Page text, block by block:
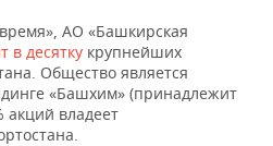
АО «Башкирская
в десятку крупнейших
Общество является
«Башхим» (принадлежит
акций владеет